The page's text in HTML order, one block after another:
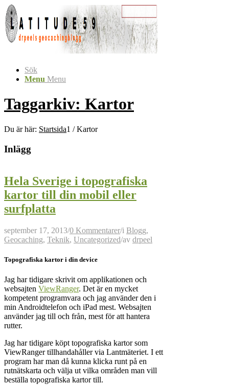
Sök
Menu Menu
Taggarkiv: Kartor
Du är här: Startsida1 / Kartor
Inlägg
Hela Sverige i topografiska
kartor till din mobil eller
surfplatta
september 17, 2013/0 Kommentarer/i Blogg,
Geocaching, Teknik, Uncategorized/av drpeel
Topografiska kartor i din device
Jag har tidigare skrivit om applikationen och
websajten ViewRanger. Det är en mycket
kompetent programvara och jag använder den i
min Androidtelefon och iPad mest. Websajten
använder jag till och från, mest för att hantera
rutter.
Jag har tidigare köpt topografiska kartor som
ViewRanger tillhandahåller via Lantmäteriet. I ett
program har man då kunna klicka runt på en
rutnätskarta och välja ut vilka områden man vill
beställa topografiska kartor till.